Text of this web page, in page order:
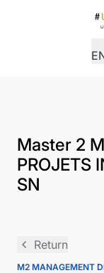
Master 2
PROJETS
SN
navigate_before Return
M2 MANAGEMENT